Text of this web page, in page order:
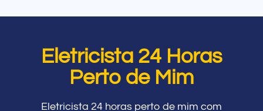
Eletricista 24 Horas
Perto de Mim
Eletricista 24 horas perto de mim com